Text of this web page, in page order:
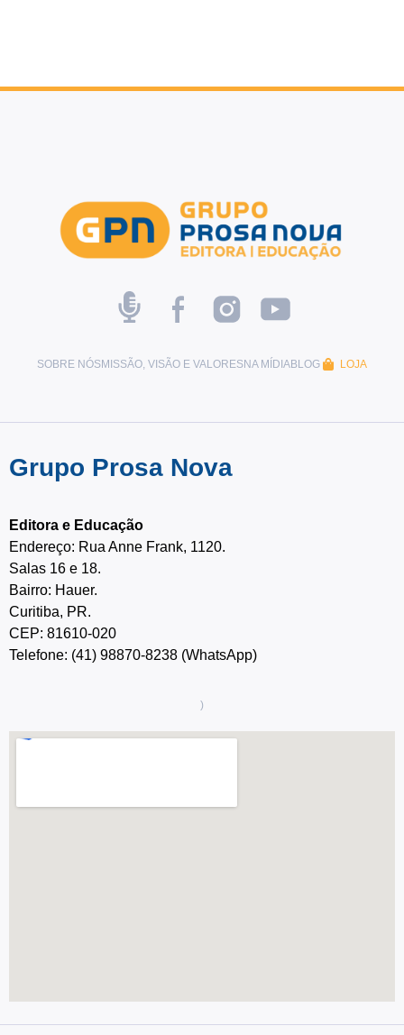
SOBRE NÓSMISSÃO, VISÃO E VALORESNA MÍDIABLOG LOJA
Grupo Prosa Nova
Editora e Educação
Endereço: Rua Anne Frank, 1120.
Salas 16 e 18.
Bairro: Hauer.
Curitiba, PR.
CEP: 81610-020
Telefone: (41) 98870-8238 (WhatsApp)
)